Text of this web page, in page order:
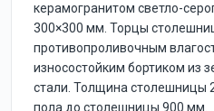
керамогранитом светло-
300×300 мм. Торцы
противопроливочным
износостойким бортиком из
стали. Толщина столешницы
пола до столешницы 900 мм.